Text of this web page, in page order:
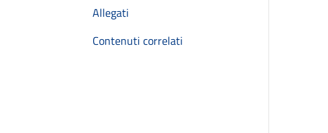
Allegati
Contenuti correlati